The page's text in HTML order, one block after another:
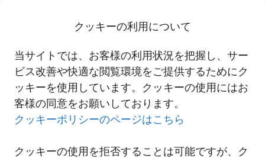
クッキーの利用について
当サイトでは、お客様の利用状況を把握し、サー
ビス改善や快適な閲覧環境をご提供するためにク
ッキーを使用しています。クッキーの使用にはお
客様の同意をお願いしております。
クッキーポリシーのページはこちら
クッキーの使用を拒否することは可能ですが、ク
これからも、にしてつ は、高品質なサービスの提供により、社会
ミャンマー救援物資
一覧へ